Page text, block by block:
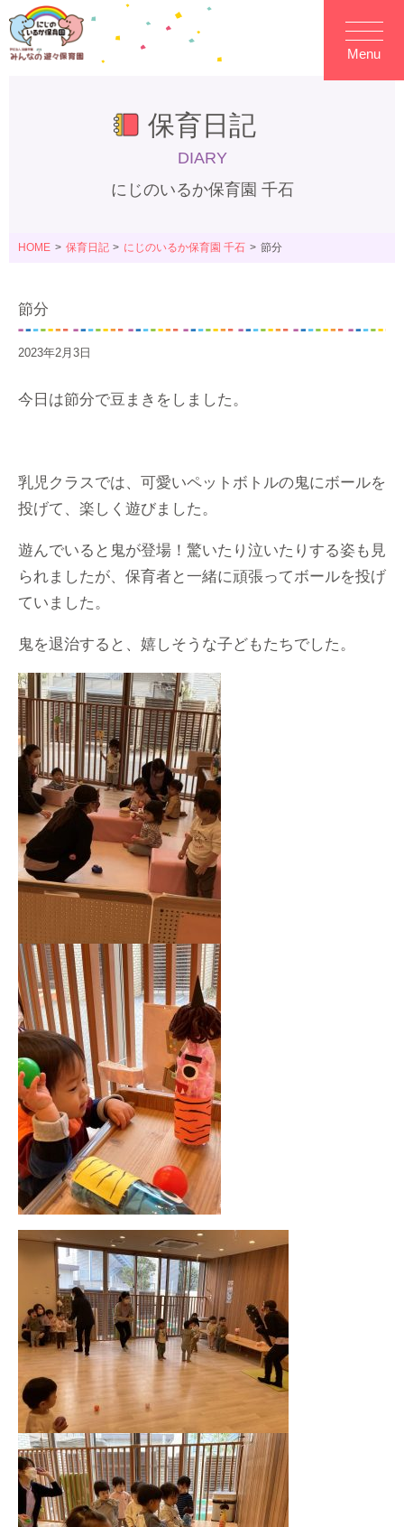
Menu
保育日記
DIARY
にじのいるか保育園 千石
HOME 保育日記 にじのいるか保育園 千石 節分
節分
2023年2月3日
今日は節分で豆まきをしました。
乳児クラスでは、可愛いペットボトルの鬼にボールを
投げて、楽しく遊びました。
遊んでいると鬼が登場！驚いたり泣いたりする姿も見
られましたが、保育者と一緒に頑張ってボールを投げ
ていました。
鬼を退治すると、嬉しそうな子どもたちでした。